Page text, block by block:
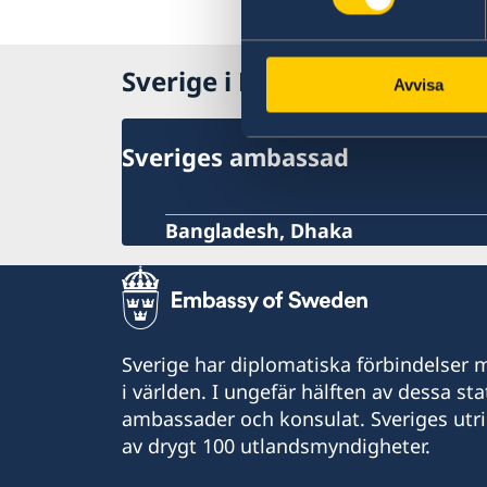
Avvisa
Sverige i Bangladesh
Sveriges ambassad
Bangladesh, Dhaka
Sverige har diplomatiska förbindelser
i världen. I ungefär hälften av dessa
ambassader och konsulat. Sveriges
av drygt 100 utlandsmyndigheter.